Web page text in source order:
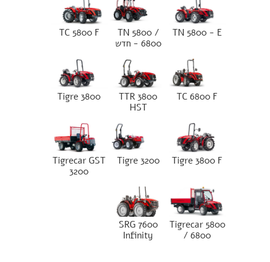
TN 5800 - E
TN 5800 /
6800 - חדש
TC 5800 F
TC 6800 F
TTR 3800
HST
Tigre 3800
Tigre 3800 F
Tigre 3200
Tigrecar GST
3200
Tigrecar 5800
/ 6800
SRG 7600
Infinity